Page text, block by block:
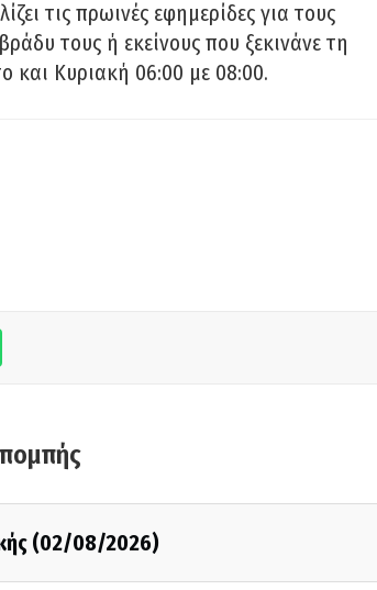
τις πρωινές εφημερίδες για τους
τους ή εκείνους που ξεκινάνε τη
και Κυριακή 06:00 με 08:00.
(02/08/2026)